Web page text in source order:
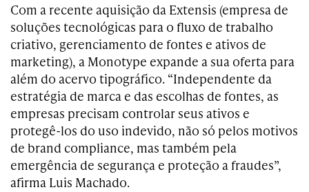
Com a recente aquisição da Extensis (empresa de
soluções tecnológicas para o fluxo de trabalho
criativo, gerenciamento de fontes e ativos de
marketing), a Monotype expande a sua oferta para
além do acervo tipográfico. “Independente da
estratégia de marca e das escolhas de fontes, as
empresas precisam controlar seus ativos e
protegê-los do uso indevido, não só pelos motivos
de brand compliance, mas também pela
emergência de segurança e proteção a fraudes”,
afirma Luis Machado.